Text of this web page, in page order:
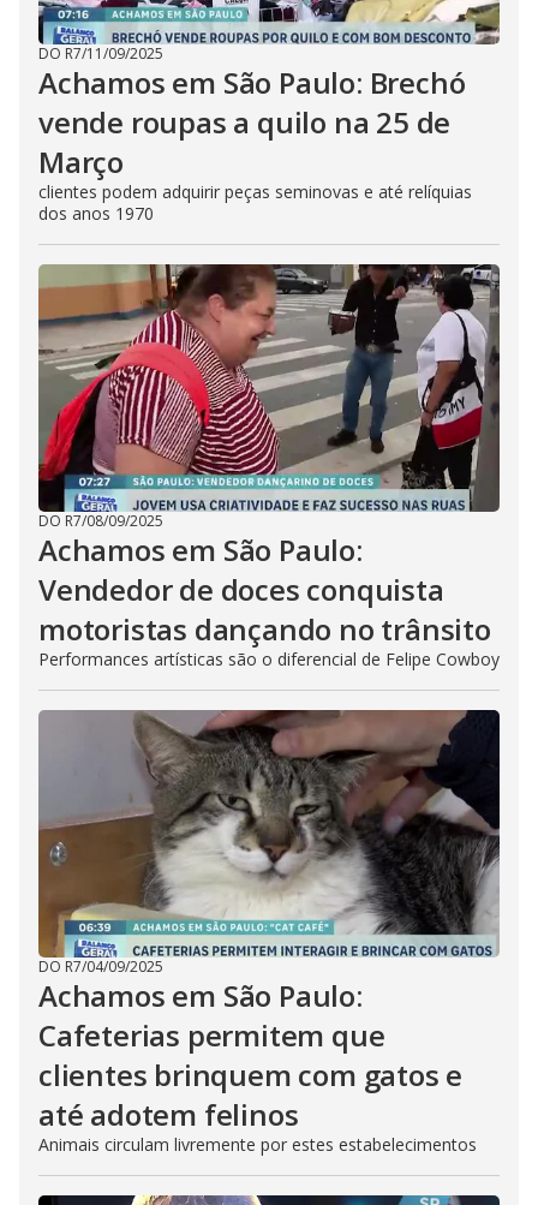
DO R7/11/09/2025
Achamos em São Paulo: Brechó
vende roupas a quilo na 25 de
Março
clientes podem adquirir peças seminovas e até relíquias
dos anos 1970
DO R7/08/09/2025
Achamos em São Paulo:
Vendedor de doces conquista
motoristas dançando no trânsito
Performances artísticas são o diferencial de Felipe Cowboy
DO R7/04/09/2025
Achamos em São Paulo:
Cafeterias permitem que
clientes brinquem com gatos e
até adotem felinos
Animais circulam livremente por estes estabelecimentos